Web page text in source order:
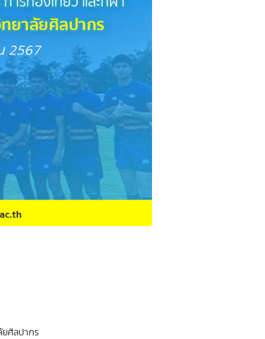
ศิลปากร